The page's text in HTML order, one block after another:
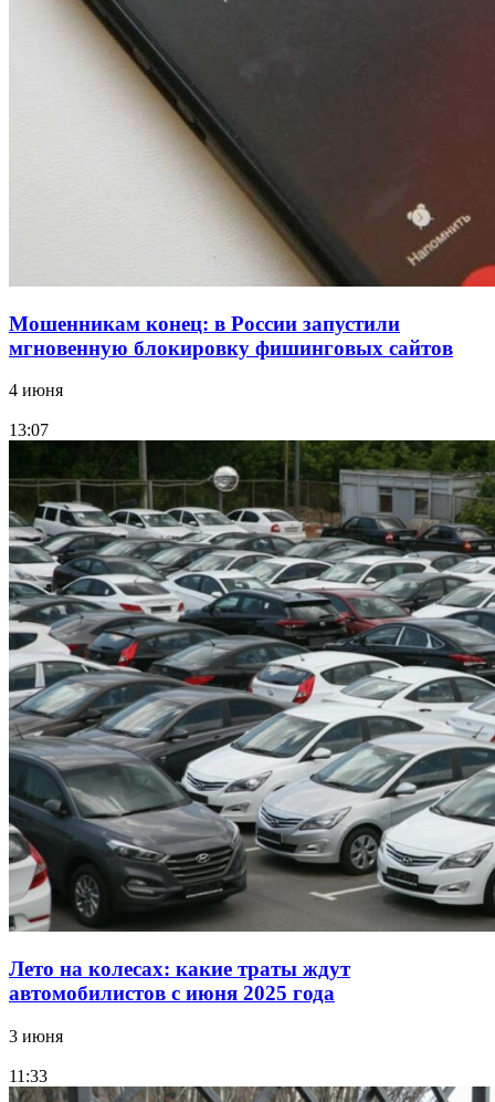
парке прошёл фестиваль „Арбузный переполох“
Волгоградские компании нарастили экспорт:
заключены контракты на 3,6 млн долларов
Мошенникам конец: в России запустили
мгновенную блокировку фишинговых сайтов
4 июня
13:07
Лето на колесах: какие траты ждут
автомобилистов с июня 2025 года
3 июня
11:33